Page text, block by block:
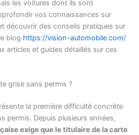
les voitures dont ils sont
vos connaissances sur
découvrir des conseils pratiques sur
blog https://vision-automobile.com/
articles et guides détaillés sur ces
grise sans permis ?
la première difficulté concrète
permis. Depuis plusieurs années,
exige que le titulaire de la carte